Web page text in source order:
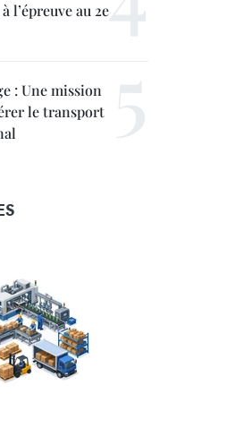
l’épreuve au 2e
: Une mission
le transport